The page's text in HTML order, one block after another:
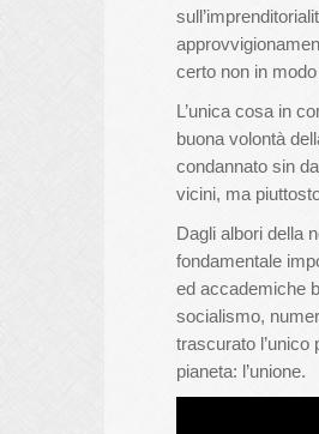
certo non in
L’unica cosa in
buona volontà
condannato sin
vicini, ma
Dagli albori della
fondamentale
ed accademiche
socialismo,
trascurato
pianeta: l’unione.